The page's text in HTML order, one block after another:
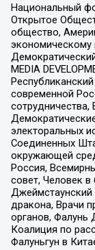
Национальный
Открытое
общество,
экономическому
MEDIA
современной
электоральных
Соединенных
окружающей
Россия,
совет, Человек
дракона, Врачи
органов, Фалунь
Коалиция по
Фалуньгун в